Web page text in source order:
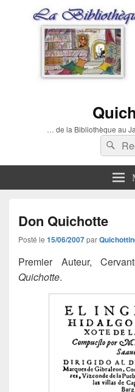
… de la Bibliothèque au
Don Quichotte
Posté le 15/06/2007par
Premier Auteur,
Quichotte.